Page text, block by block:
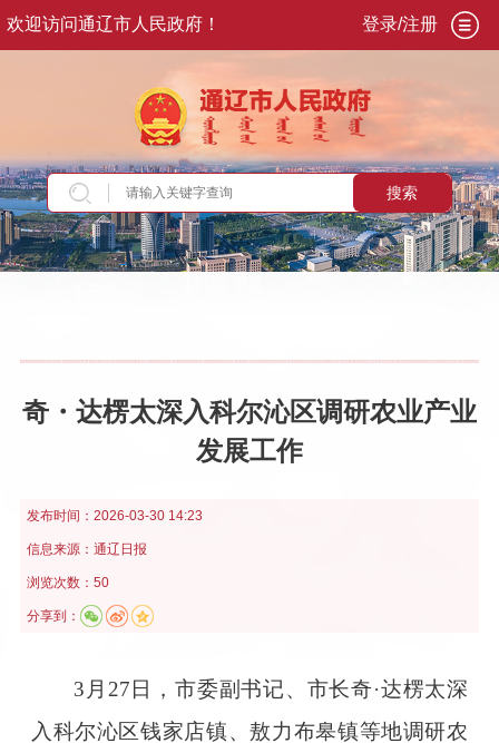
欢迎访问通辽市人民政府！ 登录/注册
搜索
当前位置：首页>政务公开>市政府>市政府领
奇・达楞太深入科尔沁区调研农业产业
发展工作
发布时间： 2026-03-30 14:23
信息来源： 通辽日报
浏览次数：50
分享到：
3月27日，市委副书记、市长奇·达楞太深
入科尔沁区钱家店镇、敖力布皋镇等地调研农